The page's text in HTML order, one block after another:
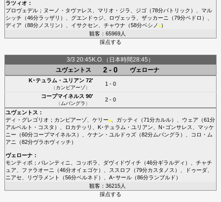
ラツィオ：
プロヴェデル； ヌーノ・タヴァレス マリオ・ジラ ジゴ（78分パトリック ）、 マル
シッチ （46分ラッザリ ）、 グエンドゥジ ロヴェッラ ザッカーニ （79分ペドロ ）、
ディア （88分ノスリン ）、 イサクセン チャウナ （58分ベシノ ■）
観客：65969人
採点する
3/3 20:45K.O.（日本時間28:45）
ユヴェントス
2 - 0 ヴェローナ
K･テュラム・ユリアン72'
（カンビアーゾ）
1 - 0
コープマイネルス 90'
（ ムバングラ）
2 - 0
ユヴェントス ：
ディ・グレゴリオ ； カンビアーゾ、 ケリー■、 ガッティ （71分カルル）、 ウェア （61分
アルベルト・コスタ ）、 ロカテッリ K･テュラム・ユリアン N･ゴンサレス
マッケ
ニー （60分コープマイネルス ）、 ケナン・ユルドゥズ（82分ムバングラ ）、
コロ・ム
アニ
（82分ヴラホヴィッチ ）
ヴェローナ：
モンティポ ； バレンティニ コッポラ ダヴィドヴィチ （46分ギラルディ ）、 チャチ
ュア
ファラオーニ （46分オイェゴケ ）、 ススロフ （79分カスタノス ）、 ドゥーダ、
ニアセ
リヴラメント （56分ベルネド ）、 A･サール（86分ランブルド ）
観客：36215人
採点する